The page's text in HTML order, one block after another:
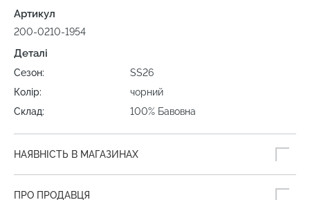
Артикул
200-0210-1954
Деталі
Сезон:
SS26
Колір:
чорний
Склад:
100% Бавовна
НАЯВНІСТЬ В МАГАЗИНАХ
ПРО ПРОДАВЦЯ